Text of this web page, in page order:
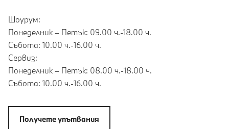
Шоурум:
Понеделник – Петък: 09.00 ч.-18.00 ч.
Събота: 10.00 ч.-16.00 ч.
Сервиз:
Понеделник – Петък: 08.00 ч.-18.00 ч.
Събота: 10.00 ч.-16.00 ч.
Получете упътвания